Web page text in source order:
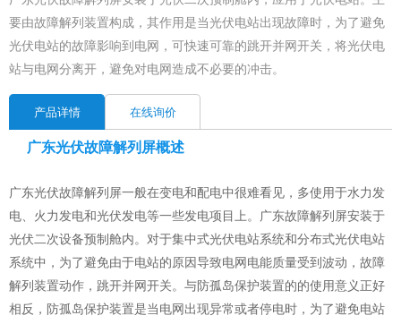
要由故障解列装置构成，其作用是当光伏电站出现故障时，为了避免
光伏电站的故障影响到电网，可快速可靠的跳开并网开关，将光伏电
站与电网分离开，避免对电网造成不必要的冲击。
产品详情 在线询价
广东光伏故障解列屏概述
广东光伏故障解列屏一般在变电和配电中很难看见，多使用于水力发
电、火力发电和光伏发电等一些发电项目上。广东故障解列屏安装于
光伏二次设备预制舱内。对于集中式光伏电站系统和分布式光伏电站
系统中，为了避免由于电站的原因导致电网电能质量受到波动，故障
解列装置动作，跳开并网开关。与防孤岛保护装置的的使用意义正好
相反，防孤岛保护装置是当电网出现异常或者停电时，为了避免电站